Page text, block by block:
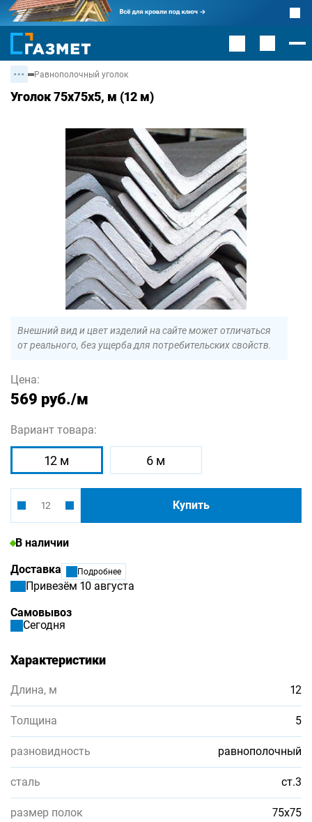
Равнополочный уголок
Уголок 75х75х5, м (12 м)
Внешний вид и цвет изделий на сайте может отличаться
от реального, без ущерба для потребительских свойств.
Вариант товара:
12 м 6 м
Цена:
569 руб./м
Купить
В наличии
Доставка
Подробнее
Привезём 10 августа
Самовывоз
Сегодня
Характеристики
Длина, м 12
Толщина 5
разновидность равнополочный
сталь ст.3
размер полок 75х75